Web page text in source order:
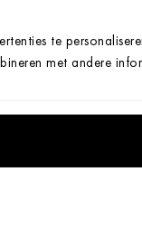
te
met andere